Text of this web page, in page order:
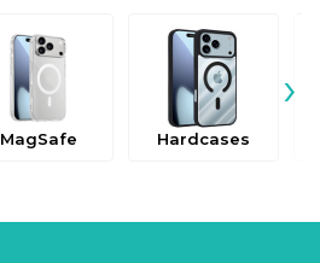
MagSafe Hardcases
›